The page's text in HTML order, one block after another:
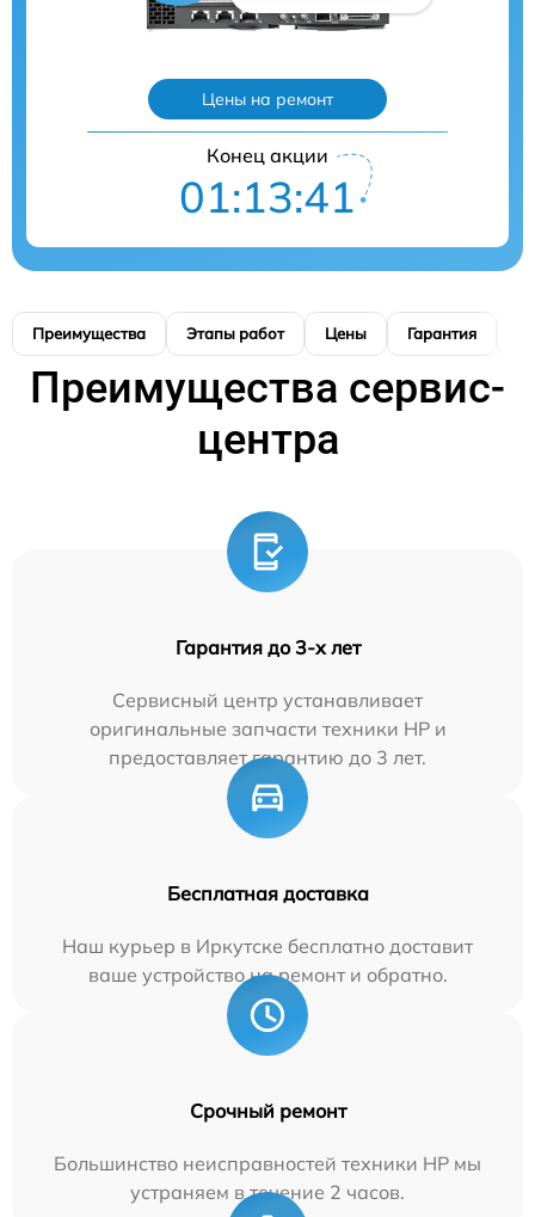
Цены на ремонт
Конец акции
01:13:40
Преимущества Этапы работ Цены Гарантия
Преимущества сервис-
центра
Гарантия до 3-х лет
Сервисный центр устанавливает
оригинальные запчасти техники HP и
предоставляет гарантию до 3 лет.
Бесплатная доставка
Наш курьер в Иркутске бесплатно доставит
ваше устройство на ремонт и обратно.
Срочный ремонт
Большинство неисправностей техники HP мы
устраняем в течение 2 часов.